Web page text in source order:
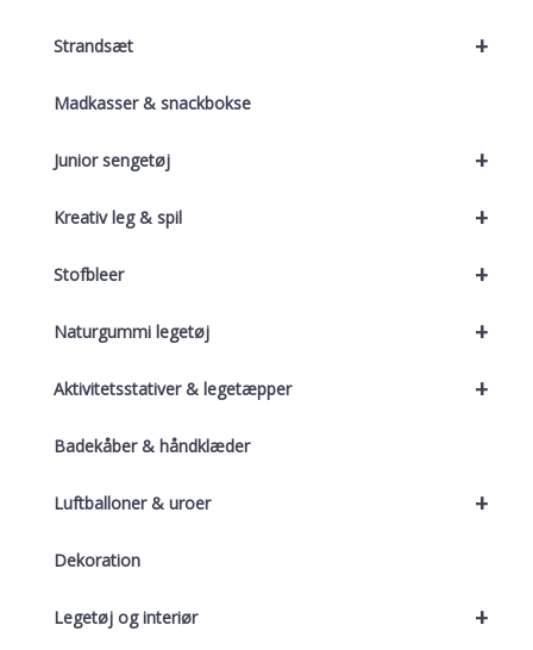
+
Strandsæt
Madkasser & snackbokse
+
Junior sengetøj
+
Kreativ leg & spil
+
Stofbleer
+
Naturgummi legetøj
+
Aktivitetsstativer & legetæpper
Badekåber & håndklæder
+
Luftballoner & uroer
Dekoration
+
Legetøj og interiør